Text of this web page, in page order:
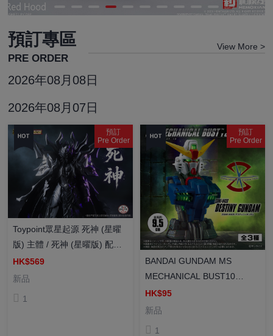
預訂專區
PRE ORDER
View More >
2026年08月08日
2026年08月07日
預訂
Pre Order
Toypoint眾星起源 死神 (星曜
版) 主體 / 死神 (星曜版) 配件
包 合金成品 可動人偶 特典
HK$569
新品
1
預訂
Pre Order
BANDAI GUNDAM MS
MECHANICAL BUST10
DESTINY GUNDAM 機動戰士
高達 胸像 10 命運高達 (SET
HK$95
新品
1